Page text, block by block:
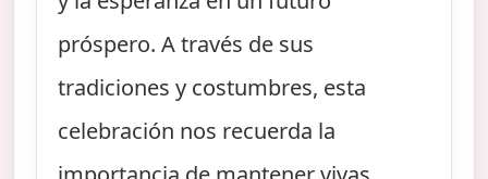
próspero. A través de sus
tradiciones y costumbres, esta
celebración nos recuerda la